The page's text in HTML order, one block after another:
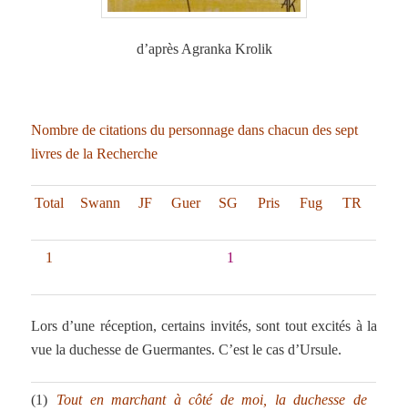
d’après Agranka Krolik
Nombre de citations du personnage dans chacun des sept
livres de la Recherche
Total Swann JF Guer SG Pris Fug TR
1 1
Lors d’une réception, certains invités, sont tout excités à la
vue la duchesse de Guermantes. C’est le cas d’Ursule.
(1) Tout en marchant à côté de moi, la duchesse de